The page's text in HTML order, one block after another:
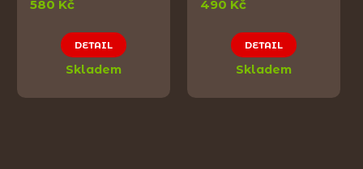
580 Kč
DETAIL
Skladem
490 Kč
DETAIL
Skladem